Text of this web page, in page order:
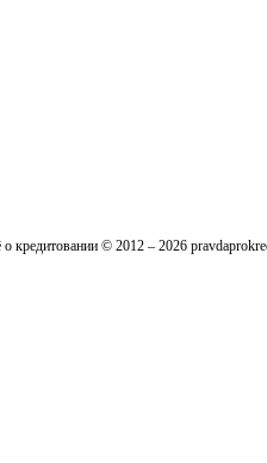
кредитовании © 2012 – 2026